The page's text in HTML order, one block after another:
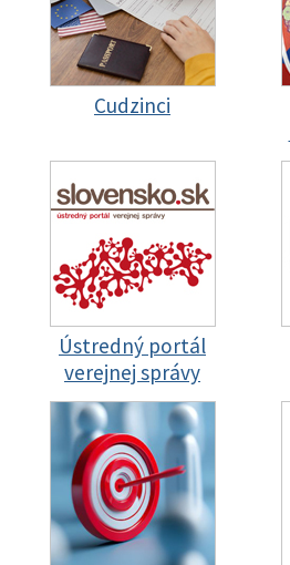
Cudzinci
Ústredný portál
verejnej správy